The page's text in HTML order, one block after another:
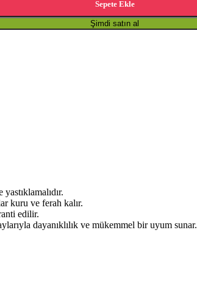
Sepete Ekle
Şimdi satın al
kuru ve ferah kalır.
edilir.
dayanıklılık ve mükemmel bir uyum sunar.